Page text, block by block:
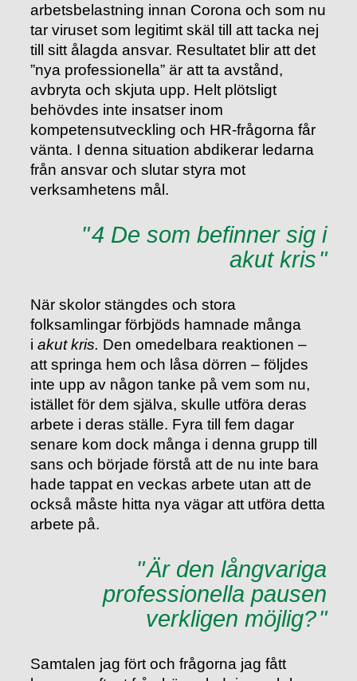
arbetsbelastning innan Corona och som nu
tar viruset som legitimt skäl till att tacka nej
till sitt ålagda ansvar. Resultatet blir att det
”nya professionella” är att ta avstånd,
avbryta och skjuta upp. Helt plötsligt
behövdes inte insatser inom
kompetensutveckling och HR-frågorna får
vänta. I denna situation abdikerar ledarna
från ansvar och slutar styra mot
verksamhetens mål.
4 De som befinner sig i
akut kris
När skolor stängdes och stora
folksamlingar förbjöds hamnade många
i akut kris. Den omedelbara reaktionen –
att springa hem och låsa dörren – följdes
inte upp av någon tanke på vem som nu,
istället för dem själva, skulle utföra deras
arbete i deras ställe. Fyra till fem dagar
senare kom dock många i denna grupp till
sans och började förstå att de nu inte bara
hade tappat en veckas arbete utan att de
också måste hitta nya vägar att utföra detta
arbete på.
Är den långvariga
professionella pausen
verkligen möjlig?
Samtalen jag fört och frågorna jag fått